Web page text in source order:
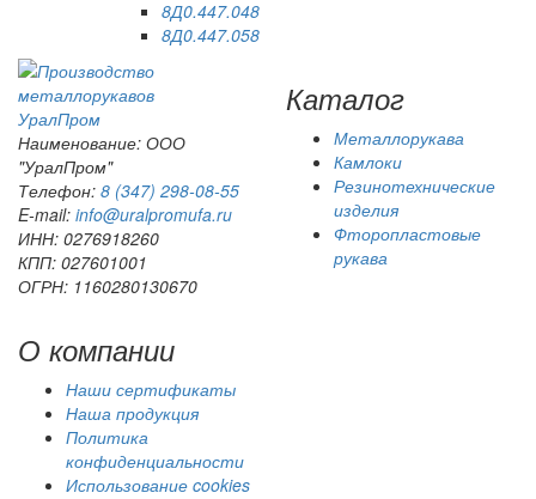
8Д0.447.048
8Д0.447.058
УралПром
Наименование: ООО
"УралПром"
Телефон: 8 (347) 298‑08‑55
E-mail: info@uralpromufa.ru
ИНН: 0276918260
КПП: 027601001
ОГРН: 1160280130670
Каталог
Металлорукава
Камлоки
Резинотехнические
изделия
Фторопластовые
рукава
О компании
Наши сертификаты
Наша продукция
Политика
конфиденциальности
Использование cookies